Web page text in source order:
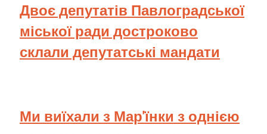
Двоє депутатів Павлоградської
міської ради достроково
склали депутатські мандати
Ми виїхали з Мар'їнки з однією